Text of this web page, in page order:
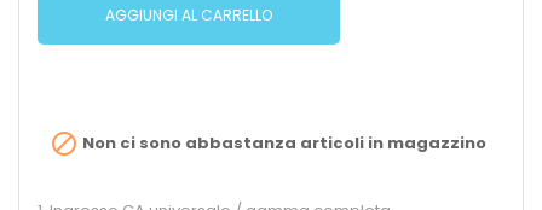
AGGIUNGI AL CARRELLO
 Non ci sono abbastanza articoli in magazzino